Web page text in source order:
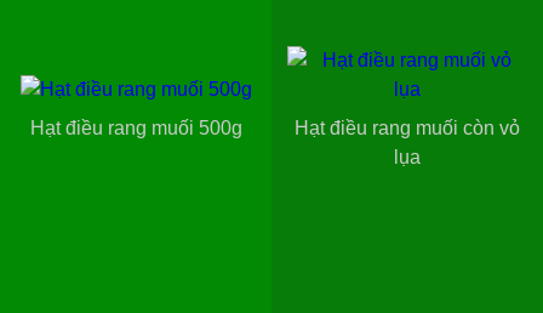
Hạt điều rang muối 500g
Hạt điều rang muối còn vỏ
lụa